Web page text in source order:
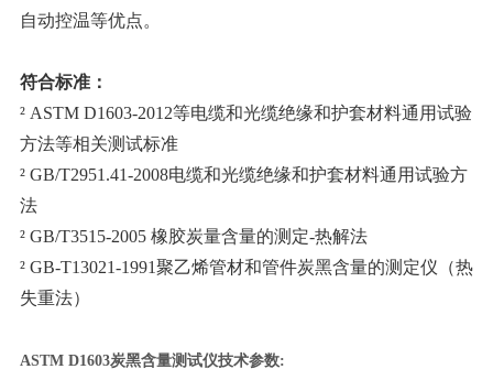
自动控温等优点。
符合标准：
² ASTM D1603-2012等电缆和光缆绝缘和护套材料通用试验
方法等相关测试标准
² GB/T2951.41-2008电缆和光缆绝缘和护套材料通用试验方
法
² GB/T3515-2005 橡胶炭量含量的测定-热解法
² GB-T13021-1991聚乙烯管材和管件炭黑含量的测定仪（热
失重法）
ASTM D1603炭黑含量测试仪技术参数: